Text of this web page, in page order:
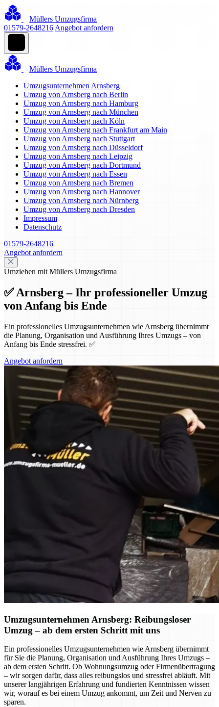
Müllers Umzugsfirma
01579-2648216 Angebot anfordern
Müllers Umzugsfirma
Umzugsunternehmen Arnsberg
Umzug von Arnsberg nach Berlin
Umzug von Arnsberg nach Hamburg
Umzug von Arnsberg nach München
Umzug von Arnsberg nach Köln
Umzug von Arnsberg nach Frankfurt am Main
Umzug von Arnsberg nach Stuttgart
Umzug von Arnsberg nach Düsseldorf
Umzug von Arnsberg nach Leipzig
Umzug von Arnsberg nach Dortmund
Umzug von Arnsberg nach Essen
Umzug von Arnsberg nach Bremen
Umzug von Arnsberg nach Hannover
Umzug von Arnsberg nach Nürnberg
Umzug von Arnsberg nach Dresden
Impressum
Datenschutz
01579-2648216
Angebot anfordern
Umziehen mit Müllers Umzugsfirma
✅ Arnsberg – Ihr professioneller Umzug
von Anfang bis Ende
Ein professionelles Umzugsunternehmen wie Arnsberg übernimmt
die Planung, Organisation und Ausführung Ihres Umzugs – von
Anfang bis Ende stressfrei. ✅
Angebot anfordern
Umzugsunternehmen Arnsberg: Reibungsloser
Umzug – ab dem ersten Schritt mit uns
Ein professionelles Umzugsunternehmen wie Arnsberg übernimmt
für Sie die Planung, Organisation und Ausführung Ihres Umzugs –
ab dem ersten Schritt. Ob Wohnungsumzug oder Firmenübertragung
– wir sorgen dafür, dass alles reibungslos und stressfrei abläuft. Mit
unserer langjährigen Erfahrung und fundierten Kenntnissen wissen
wir, worauf es bei einem Umzug ankommt, um Zeit und Nerven zu
sparen.